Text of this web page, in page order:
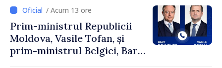
/ Acum 13 ore
Prim-ministrul Republicii
Moldova, Vasile Tofan, și
prim-ministrul Belgiei, Bart